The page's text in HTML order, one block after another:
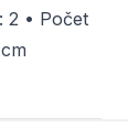
2 • Počet